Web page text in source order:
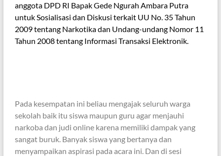
anggota DPD RI Bapak Gede Ngurah Ambara Putra
untuk Sosialisasi dan Diskusi terkait UU No. 35 Tahun
2009 tentang Narkotika dan Undang-undang Nomor 11
Tahun 2008 tentang Informasi Transaksi Elektronik.
Pada kesempatan ini beliau mengajak seluruh warga
sekolah baik itu siswa maupun guru agar menjauhi
narkoba dan judi online karena memiliki dampak yang
sangat buruk. Banyak siswa yang bertanya dan
menyampaikan aspirasi pada acara ini. Dan di sesi